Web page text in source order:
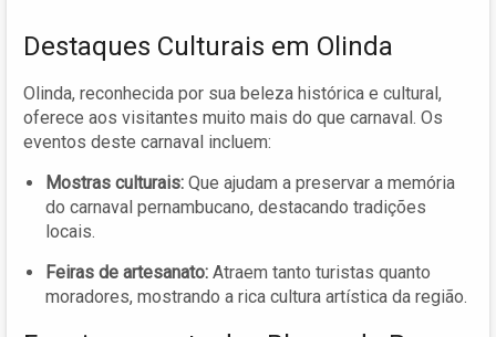
Destaques Culturais em Olinda
Olinda, reconhecida por sua beleza histórica e cultural,
oferece aos visitantes muito mais do que carnaval. Os
eventos deste carnaval incluem:
Mostras culturais: Que ajudam a preservar a memória
do carnaval pernambucano, destacando tradições
locais.
Feiras de artesanato: Atraem tanto turistas quanto
moradores, mostrando a rica cultura artística da região.